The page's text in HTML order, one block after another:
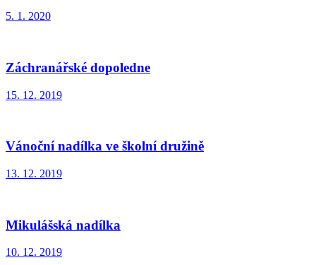
5. 1. 2020
Záchranářské dopoledne
15. 12. 2019
Vánoční nadílka ve školní družině
13. 12. 2019
Mikulášská nadílka
10. 12. 2019